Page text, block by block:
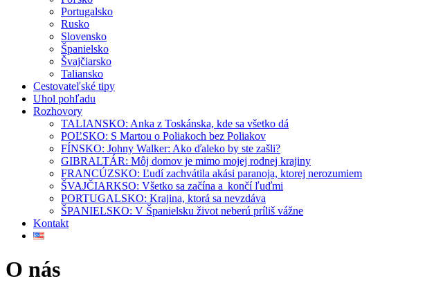
Portugalsko
Rusko
Slovensko
Španielsko
Švajčiarsko
Taliansko
Cestovateľské tipy
Uhol pohľadu
Rozhovory
TALIANSKO: Anka z Toskánska, kde sa všetko dá
POĽSKO: S Martou o Poliakoch bez Poliakov
FÍNSKO: Johny Walker: Ako ďaleko by ste zašli?
GIBRALTÁR: Môj domov je mimo mojej rodnej krajiny
FRANCÚZSKO: Ľudí zachvátila akási paranoja, ktorej nerozumiem
ŠVAJČIARKSO: Všetko sa začína a končí ľuďmi
PORTUGALSKO: Krajina, ktorá sa nevzdáva
ŠPANIELSKO: V Španielsku život neberú príliš vážne
Kontakt
O nás